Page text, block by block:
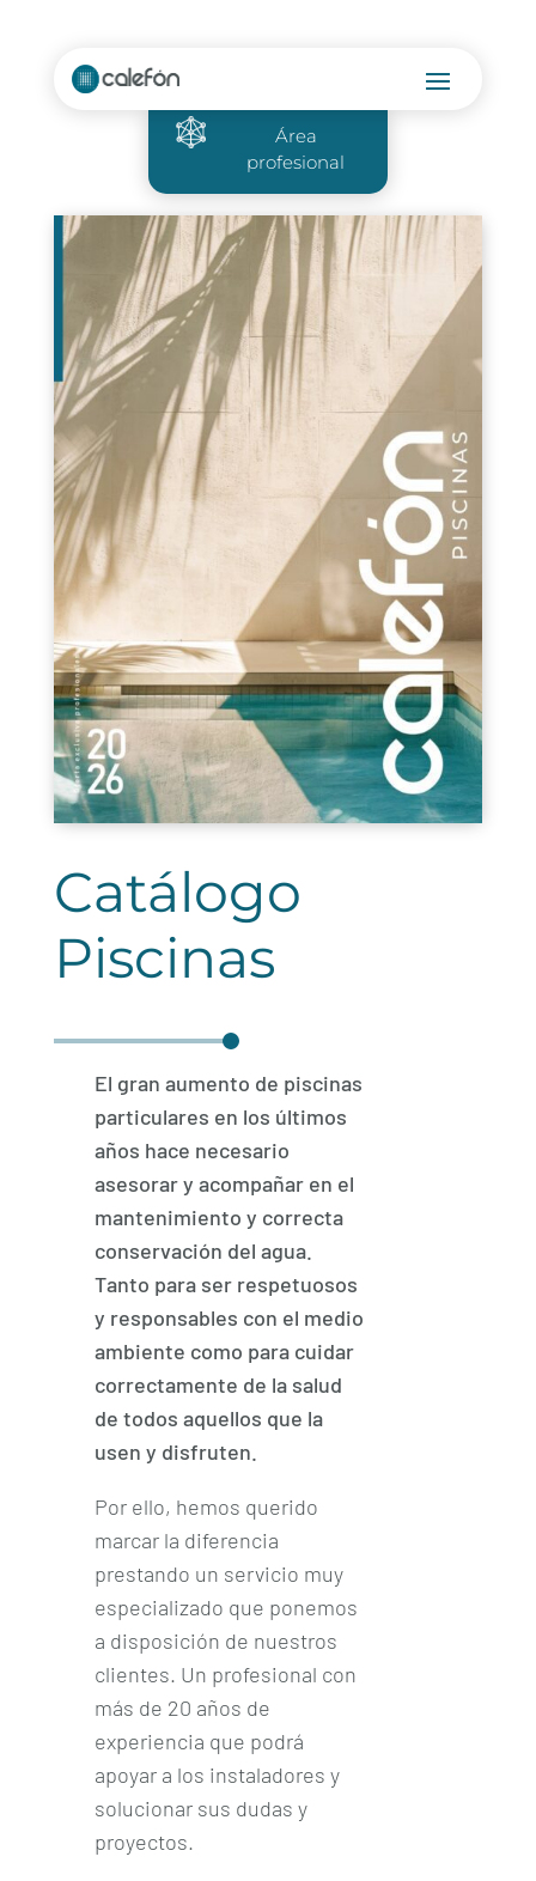
Área
profesional
Catálogo
Piscinas
El gran aumento de piscinas
particulares en los últimos
años hace necesario
asesorar y acompañar en el
mantenimiento y correcta
conservación del agua.
Tanto para ser respetuosos
y responsables con el medio
ambiente como para cuidar
correctamente de la salud
de todos aquellos que la
usen y disfruten.
Por ello, hemos querido
marcar la diferencia
prestando un servicio muy
especializado que ponemos
a disposición de nuestros
clientes. Un profesional con
más de 20 años de
experiencia que podrá
apoyar a los instaladores y
solucionar sus dudas y
proyectos.